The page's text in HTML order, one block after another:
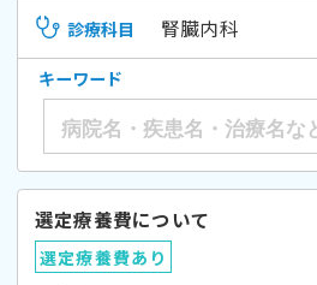
診療科目 腎臓内科
キーワード
選定療養費について
選定療養費あり